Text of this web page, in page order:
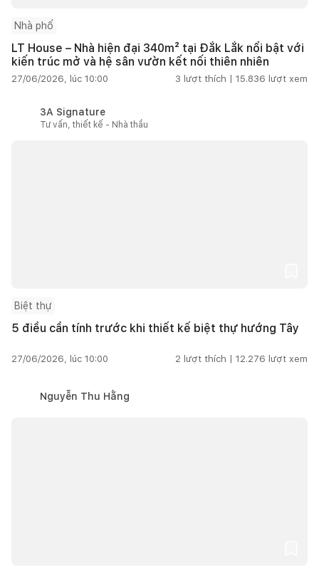
Nhà phố
LT House – Nhà hiện đại 340m² tại Đắk Lắk nổi bật với
kiến trúc mở và hệ sân vườn kết nối thiên nhiên
27/06/2026, lúc 10:00 3 lượt thích | 15.836 lượt xem
3A Signature
Tư vấn, thiết kế - Nhà thầu
Biệt thự
5 điều cần tính trước khi thiết kế biệt thự hướng Tây
27/06/2026, lúc 10:00 2 lượt thích | 12.276 lượt xem
Nguyễn Thu Hằng